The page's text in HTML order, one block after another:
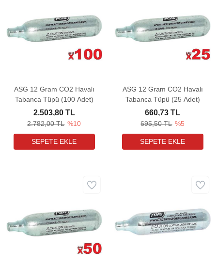
ASG 12 Gram CO2 Havalı
Tabanca Tüpü (100 Adet)
2.782,00 TL %10
2.503,80 TL
ASG 12 Gram CO2 Havalı
Tabanca Tüpü (25 Adet)
695,50 TL %5
660,73 TL